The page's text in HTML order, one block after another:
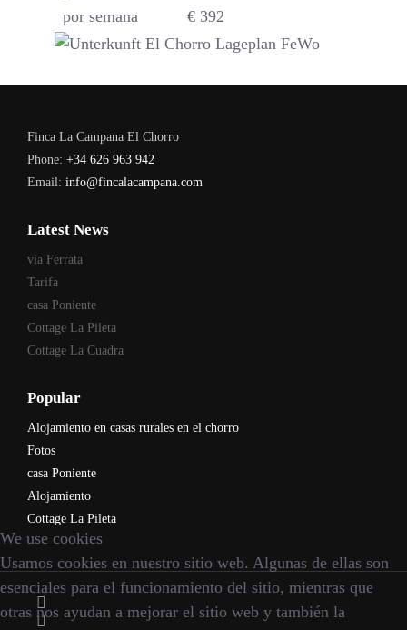
por semana
€ 392
Finca La Campana El Chorro
Phone: +34 626 963 942
Email: info@fincalacampana.com
Latest News
via Ferrata
Tarifa
casa Poniente
Cottage La Pileta
Cottage La Cuadra
Popular
Alojamiento en casas rurales en el chorro
Fotos
casa Poniente
Alojamiento
Cottage La Pileta
We use cookies
Usamos cookies en nuestro sitio web. Algunas de ellas son
esenciales para el funcionamiento del sitio, mientras que
otras nos ayudan a mejorar el sitio web y también la